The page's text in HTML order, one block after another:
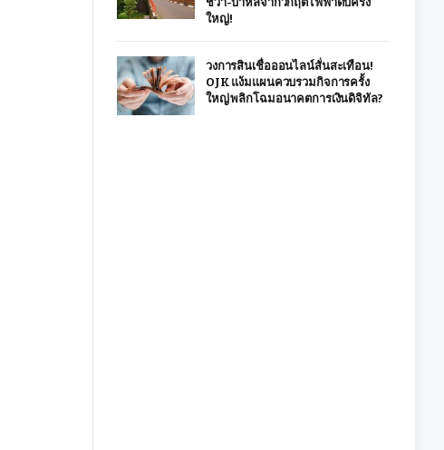
ใหญ่!
วงการสินเชื่อออนไลน์สั่นสะเทือน!
OJK แง้มแผนควบรวมกิจการครั้ง
ใหญ่ พลิกโฉมอนาคตการเงินดิจิทัล?